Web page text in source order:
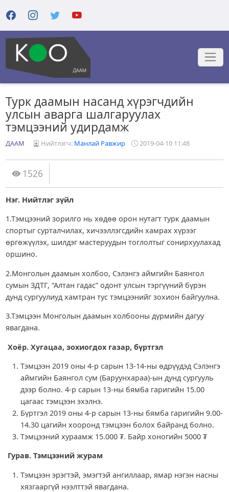
Турк даамын насанд хүрэгчдийн
улсын аварга шалгаруулах
тэмцээний удирдамж
ДААМ Нийтлэгч: Манлай Равжир 2019-04-10 11:48
1526
Нэг. Нийтлэг зүйл
1.Тэмцээний зорилго нь хөдөө орон нутагт турк даамын
спортыг сурталчилах, хичээллэгсдийн хамрах хүрээг
өргөжүүлэх, шилдэг мастеруудын тоглолтыг сонирхуулахад
оршино.
2.Монголын даамын холбоо, Сэлэнгэ аймгийн Баянгол
сумын ЗДТГ, “Алтан гадас” одонт улсын тэргүүний бүрэн
дунд сургуулиуд хамтран тус тэмцээнийг зохион байгуулна.
3.Тэмцээн Монголын даамын холбооны дүрмийн дагуу
явагдана.
Хоёр. Хугацаа, зохиогдох газар, бүртгэл
Тэмцээн 2019 оны 4-р сарын 13-14-ны өдрүүдэд Сэлэнгэ
аймгийн Баянгол сум (Баруунхараа)-ын дунд сургууль
дээр болно. 4-р сарын 13-ны бямба гаригийн 15.00
цагаас тэмцээн эхэлнэ.
Бүртгэл 2019 оны 4-р сарын 13-ны бямба гаригийн 9.00-
14.30 цагийн хооронд тэмцээн болох байранд болно.
Тэмцээний хураамж 15.000 ₮. Байр хоногийн 5000 ₮
Гурав. Тэмцээний журам
Тэмцээн эрэгтэй, эмэгтэй ангиллаар, ямар нэгэн насны
хязгааргүй нээлттэй явагдана.